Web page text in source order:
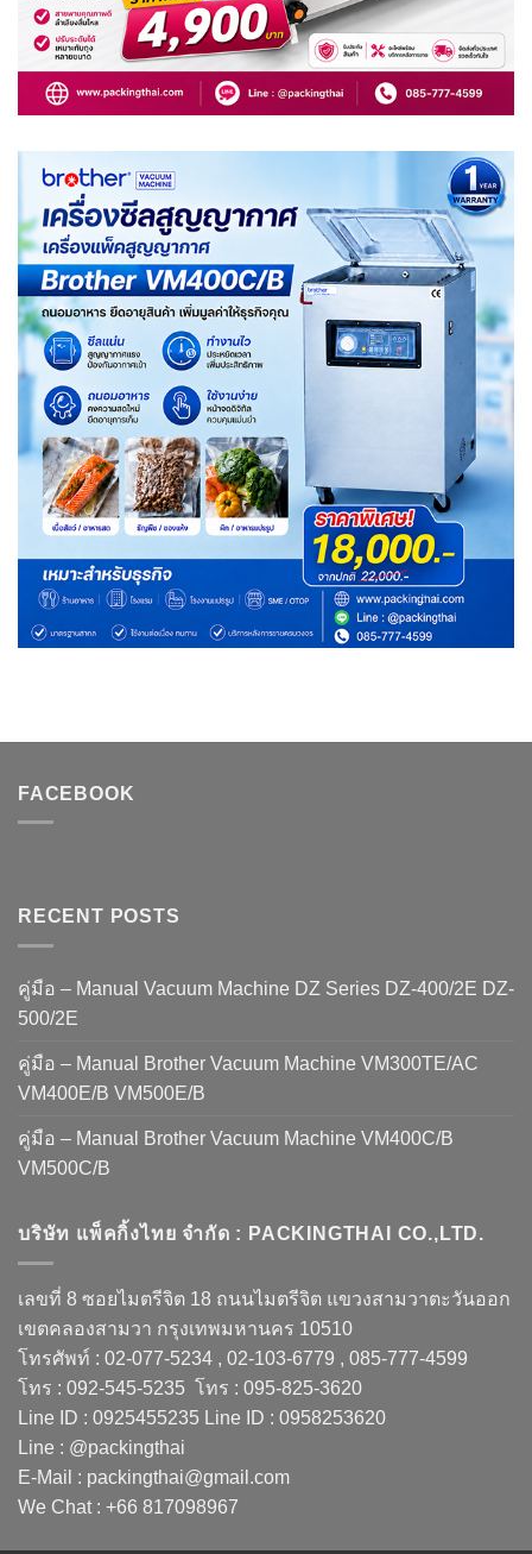
FACEBOOK
RECENT POSTS
คู่มือ – Manual Vacuum Machine DZ Series DZ-400/2E DZ-
500/2E
คู่มือ – Manual Brother Vacuum Machine VM300TE/AC
VM400E/B VM500E/B
คู่มือ – Manual Brother Vacuum Machine VM400C/B
VM500C/B
บริษัท แพ็คกิ้งไทย จำกัด : PACKINGTHAI CO.,LTD.
เลขที่ 8 ซอยไมตรีจิต 18 ถนนไมตรีจิต แขวงสามวาตะวันออก
เขตคลองสามวา กรุงเทพมหานคร 10510
โทรศัพท์ : 02-077-5234 , 02-103-6779 , 085-777-4599
โทร : 092-545-5235 โทร : 095-825-3620
Line ID : 0925455235 Line ID : 0958253620
Line : @packingthai
E-Mail : packingthai@gmail.com
We Chat : +66 817098967